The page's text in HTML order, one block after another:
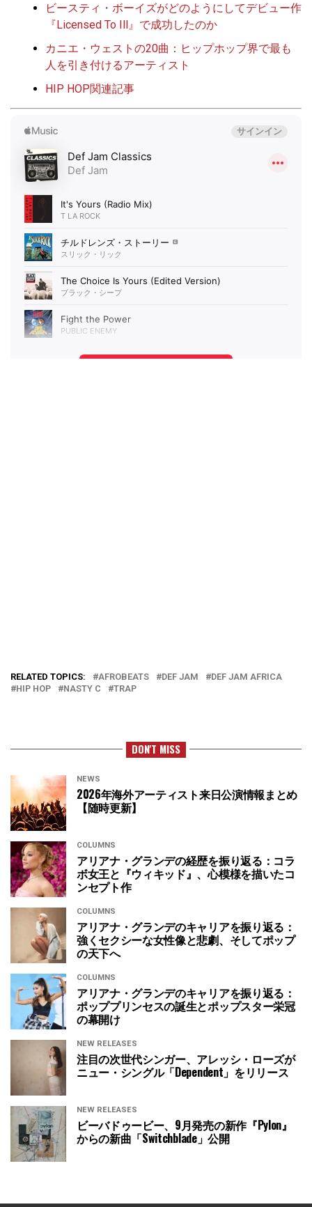
ビースティ・ボーイズがどのようにしてデビュー作
『Licensed To Ill』で成功したのか
カニエ・ウェストの20曲：ヒップホップ界で最も
人を引き付けるアーティスト
HIP HOP関連記事
RELATED TOPICS: AFROBEATS DEF JAM
DEF JAM AFRICA
HIP HOP
NASTY C TRAP
DON'T MISS
NEWS
2026年海外アーティスト来日公演情報まとめ
【随時更新】
COLUMNS
アリアナ・グランデの経歴を振り返る：コラ
ボ女王と『ウィキッド』、心模様を描いたコ
ンセプト作
COLUMNS
アリアナ・グランデのキャリアを振り返る：
強くセクシーな女性像と悲劇、そしてポップ
の天下へ
COLUMNS
アリアナ・グランデのキャリアを振り返る：
ポッププリンセスの誕生とポップスター栄冠
の幕開け
NEW RELEASES
注目の次世代シンガー、アレッシ・ローズが
ニュー・シングル「Dependent」をリリース
NEW RELEASES
ビーバドゥービー、9月発売の新作『Pylon』
からの新曲「Switchblade」公開